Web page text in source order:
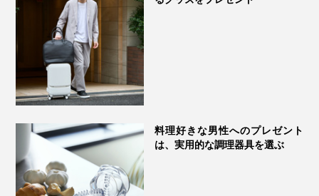
料理好きな男性へのプレゼント
は、実用的な調理器具を選ぶ